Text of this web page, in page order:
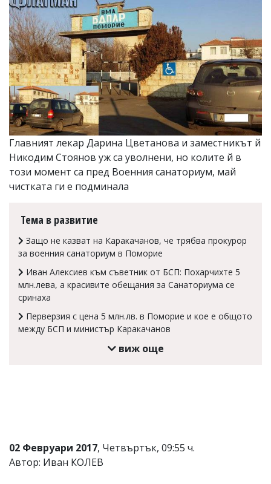
Управители:
Веселин
Василев,
email:
v.vasilev@flagman.bg
Катя
Касабова,
еmail:k.kassabova@flagman.bg
Главен
редактор:
Иван
Колев,
email:
office@flagman.bg
статиите
въвеждат
редакцията
отговорност
Главният лекар Дарина Цветанова и заместникът й
Никодим Стоянов уж са уволнени, но колите й в
този момент са пред Военния санаториум, май
чистката ги е подминала
Тема в развитие
Защо не казват на Каракачанов, че трябва прокурор
за военния санаториум в Поморие
Иван Алексиев към съветник от БСП: Похарчихте 5
млн.лева, а красивите обещания за Санаториума се
сринаха
Перверзия с цена 5 млн.лв. в Поморие и кое е общото
между БСП и министър Каракачанов
виж още
02 Февруари 2017, Четвъртък, 09:55 ч.
Автор: Иван КОЛЕВ